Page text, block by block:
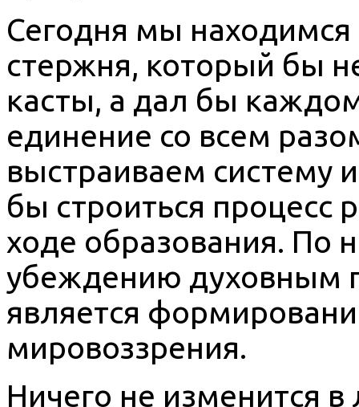
Сегодня мы находимся
стержня, который бы
касты, а дал бы
единение со всем
выстраиваем систему
бы строиться
ходе образования. По
убеждению духовным
является
мировоззрения.
Ничего не изменится